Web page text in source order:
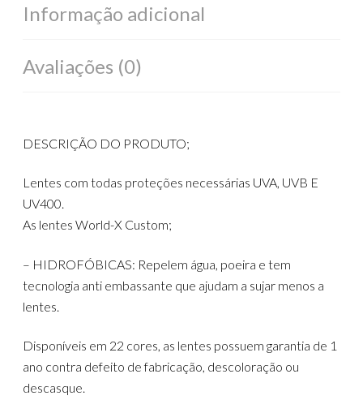
Informação adicional
Avaliações (0)
DESCRIÇÃO DO PRODUTO;
Lentes com todas proteções necessárias UVA, UVB E
UV400.
As lentes World-X Custom;
– HIDROFÓBICAS: Repelem água, poeira e tem
tecnologia anti embassante que ajudam a sujar menos a
lentes.
Disponíveis em 22 cores, as lentes possuem garantia de 1
ano contra defeito de fabricação, descoloração ou
descasque.